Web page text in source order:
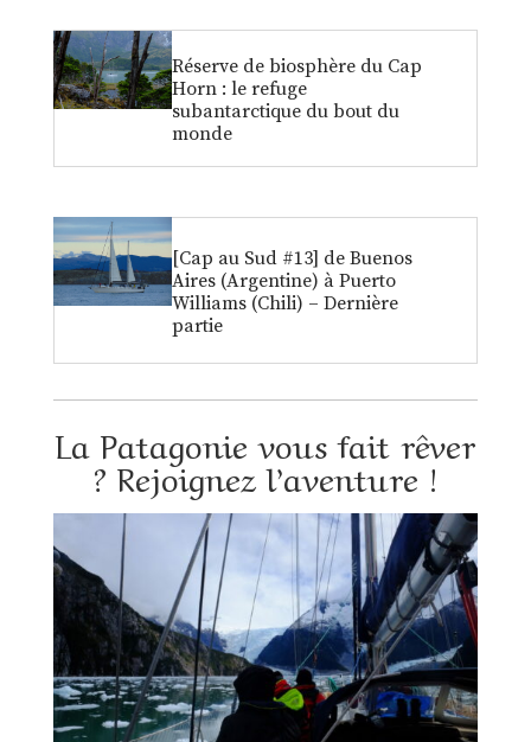
Réserve de biosphère du Cap
Horn : le refuge
subantarctique du bout du
monde
[Cap au Sud #13] de Buenos
Aires (Argentine) à Puerto
Williams (Chili) – Dernière
partie
La Patagonie vous fait rêver
? Rejoignez l’aventure !